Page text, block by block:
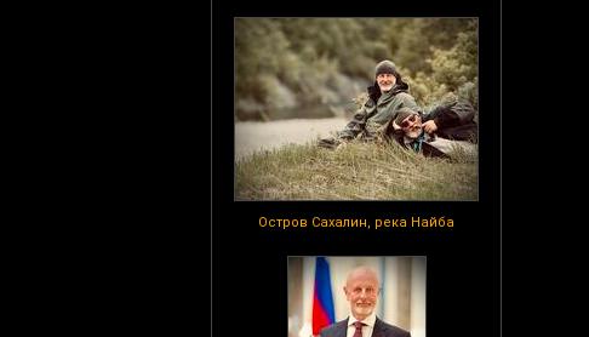
Остров Сахалин, река Найба